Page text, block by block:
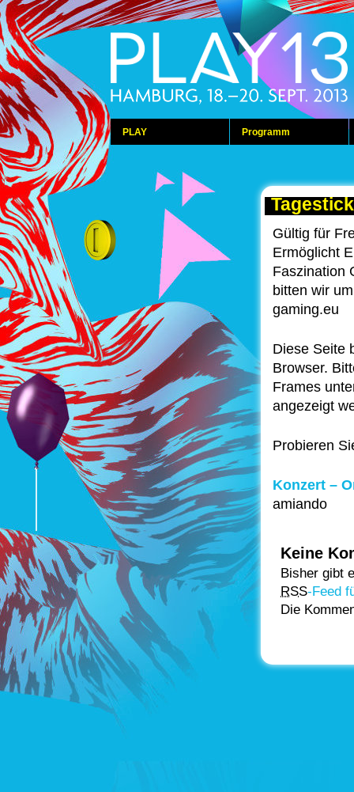
PLAY Programm
Gültig für
Ermöglicht
Faszination
bitten wir
gaming.eu
Diese Seite
Browser.
Frames
angezeigt
Probieren
Konzert –
amiando
Keine
Bisher gibt
RSS-Feed
Die